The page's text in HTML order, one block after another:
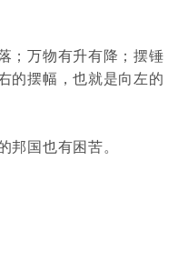
；万物有升有降；摆锤
的摆幅，也就是向左的
邦国也有困苦。